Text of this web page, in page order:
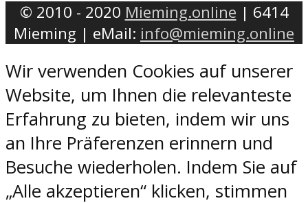
© 2010 - 2020 Mieming.online | 6414
Mieming | eMail: info@mieming.online
Wir verwenden Cookies auf unserer
Website, um Ihnen die relevanteste
Erfahrung zu bieten, indem wir uns
an Ihre Präferenzen erinnern und
Besuche wiederholen. Indem Sie auf
„Alle akzeptieren“ klicken, stimmen